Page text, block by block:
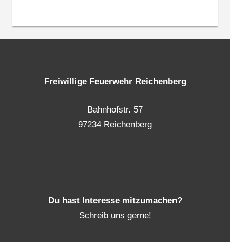
Freiwillige Feuerwehr Reichenberg
Bahnhofstr. 57
97234 Reichenberg
Du hast Interesse mitzumachen?
Schreib uns gerne!